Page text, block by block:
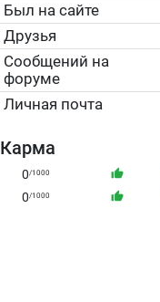
Был на сайте
Друзья
Сообщений на
форуме
Личная почта
Карма
0/1000 thumb_up
0/1000 thumb_up